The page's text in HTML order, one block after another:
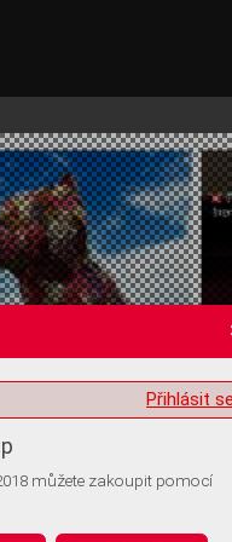
informací
Přihlásit
můžete zakoupit pomocí